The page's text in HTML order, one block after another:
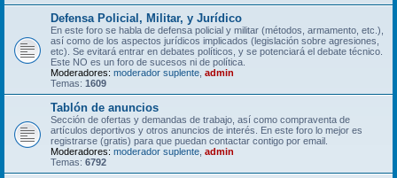
Defensa Policial, Militar, y Jurídico
En este foro se habla de defensa policial y militar (métodos, armamento, etc.),
así como de los aspectos jurídicos implicados (legislación sobre agresiones,
etc). Se evitará entrar en debates políticos, y se potenciará el debate técnico.
Este NO es un foro de sucesos ni de política.
Moderadores: moderador suplente admin
Temas: 1609
Tablón de anuncios
Sección de ofertas y demandas de trabajo, así como compraventa de
artículos deportivos y otros anuncios de interés. En este foro lo mejor es
registrarse (gratis) para que puedan contactar contigo por email.
Moderadores: moderador suplente admin
Temas: 6792